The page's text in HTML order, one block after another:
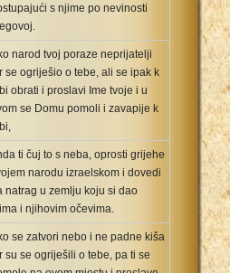
s njime po nevinosti
narod tvoj poraze neprijatelji
se ogriješio o tebe, ali se ipak k
obrati i proslavi Ime tvoje i u
se Domu pomoli i zavapije k
ti čuj to s neba, oprosti grijehe
narodu izraelskom i dovedi
natrag u zemlju koju si dao
i njihovim očevima.
se zatvori nebo i ne padne kiša
su se ogriješili o tebe, pa ti se